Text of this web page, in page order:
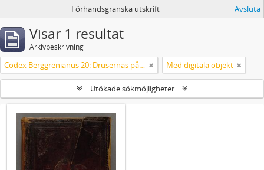
Förhandsgranska utskrift Avsluta
Visar 1 resultat
Arkivbeskrivning
Codex Berggrenianus 20: Drusernas på Libanon heliga bok Med digitala objekt
Utökade sökmöjligheter